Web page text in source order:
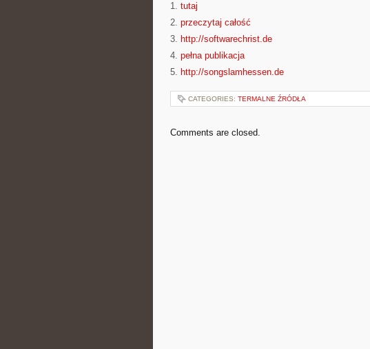
1. tutaj
2. przeczytaj całość
3. http://softwarechrist.de
4. pełna publikacja
5. http://songslamhessen.de
CATEGORIES: TERMALNE ŹRÓDŁA
Comments are closed.